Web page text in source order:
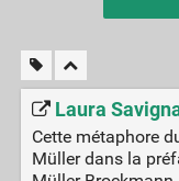
Laura
Cette métaphore
Müller dans la